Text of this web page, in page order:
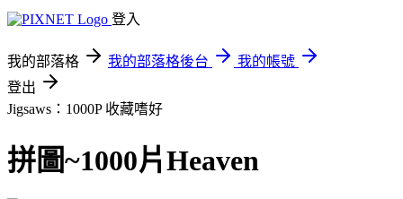
登入
我的部落格 我的部落格後台
我的帳號
登出
Jigsaws：1000P 收藏嗜好
拼圖~1000片Heaven